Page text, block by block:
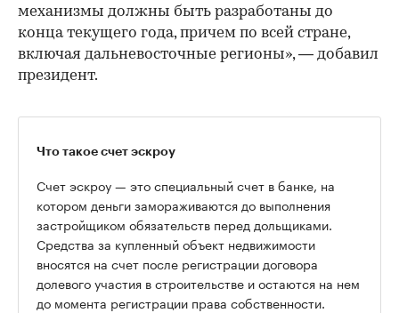
механизмы должны быть разработаны до
конца текущего года, причем по всей стране,
включая дальневосточные регионы», — добавил
президент.
Что такое счет эскроу
Счет эскроу — это специальный счет в банке, на
котором деньги замораживаются до выполнения
застройщиком обязательств перед дольщиками.
Средства за купленный объект недвижимости
вносятся на счет после регистрации договора
долевого участия в строительстве и остаются на нем
до момента регистрации права собственности.